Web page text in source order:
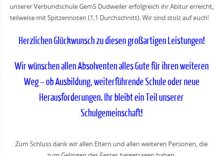
unserer Verbundschule GemS Dudweiler erfolgreich ihr Abitur erreicht,
teilweise mit Spitzennoten (1,1 Durchschnitt). Wir sind stolz auf euch!
Herzlichen Glückwunsch zu diesen großartigen Leistungen!
Wir wünschen allen Absolventen alles Gute für ihren weiteren
Weg – ob Ausbildung, weiterführende Schule oder neue
Herausforderungen. Ihr bleibt ein Teil unserer
Schulgemeinschaft!
Zum Schluss dank wir allen Eltern und allen weiteren Personen, die